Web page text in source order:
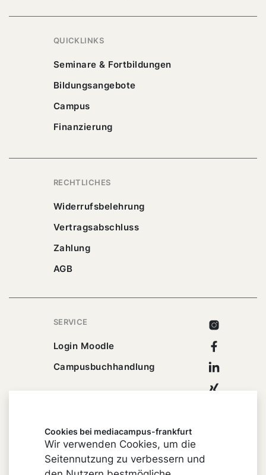
QUICKLINKS
Seminare & Fortbildungen
Bildungsangebote
Campus
Finanzierung
RECHTLICHES
Widerrufsbelehrung
Vertragsabschluss
Zahlung
AGB
SERVICE
Login Moodle
Campusbuchhandlung
Instagram
Facebook
Linkedin
Xing
Impressum
Cookies bei mediacampus-frankfurt
Wir verwenden Cookies, um die
Seitennutzung zu verbessern und